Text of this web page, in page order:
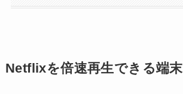
Netflixを倍速再生できる端末